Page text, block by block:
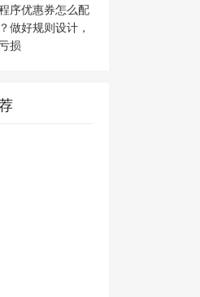
序优惠券怎么配
做好规则设计，
损